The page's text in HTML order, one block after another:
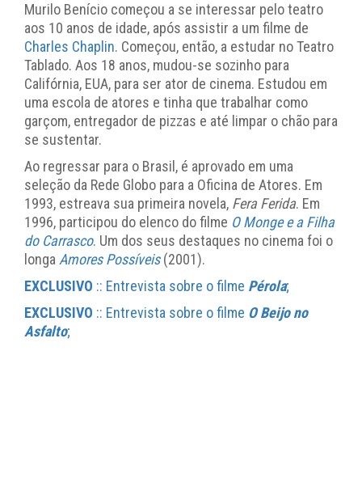
Murilo Benício começou a se interessar pelo teatro
aos 10 anos de idade, após assistir a um filme de
Charles Chaplin. Começou, então, a estudar no Teatro
Tablado. Aos 18 anos, mudou-se sozinho para
Califórnia, EUA, para ser ator de cinema. Estudou em
uma escola de atores e tinha que trabalhar como
garçom, entregador de pizzas e até limpar o chão para
se sustentar.
Ao regressar para o Brasil, é aprovado em uma
seleção da Rede Globo para a Oficina de Atores. Em
1993, estreava sua primeira novela, Fera Ferida. Em
1996, participou do elenco do filme O Monge e a Filha
do Carrasco. Um dos seus destaques no cinema foi o
longaAmores Possíveis(2001).
EXCLUSIVO :: Entrevista sobre o filme Pérola;
EXCLUSIVO :: Entrevista sobre o filme O Beijo no
Asfalto;